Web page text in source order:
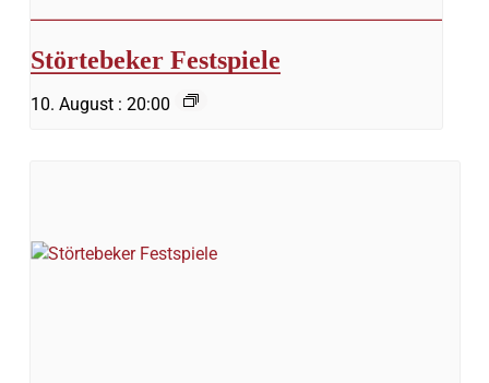
Störtebeker Festspiele
10. August : 20:00